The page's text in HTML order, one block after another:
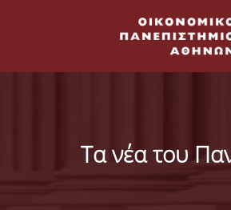
Τα νέα του